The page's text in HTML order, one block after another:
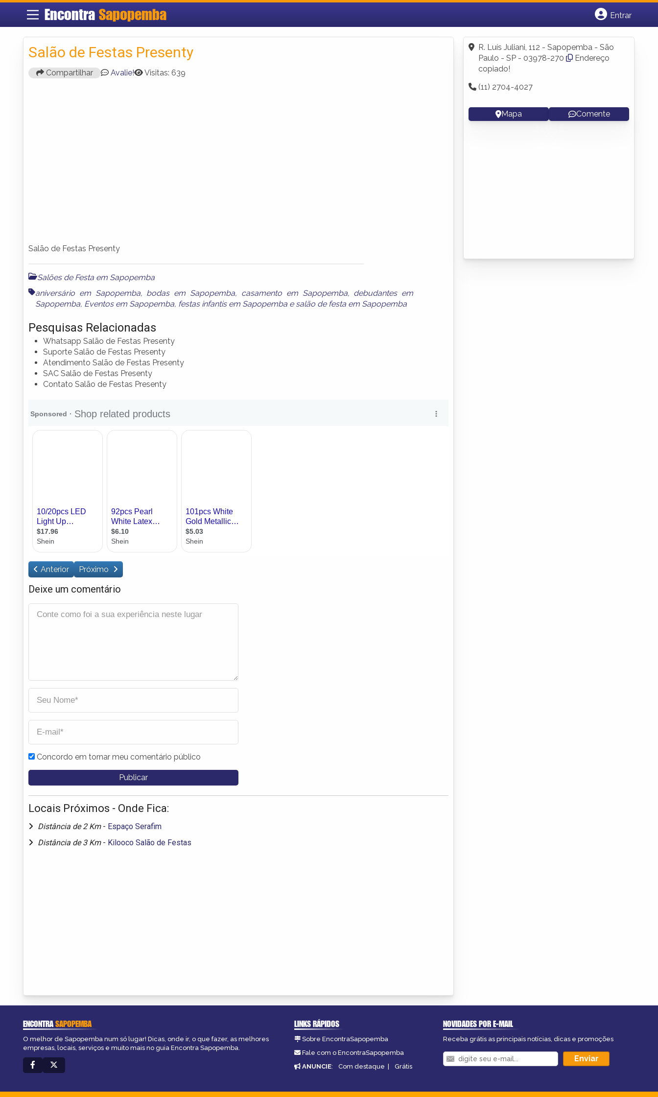
Encontra Sapopemba
Entrar
Fazer login
Criar conta
Salão de Festas Presenty
Compartilhar Avalie! Visitas: 639
Salão de Festas Presenty
Salões de Festa em Sapopemba
aniversário em Sapopemba, bodas em Sapopemba, casamento em Sapopemba, debudantes em
Sapopemba, Eventos em Sapopemba, festas infantis em Sapopemba e salão de festa em Sapopemba
Pesquisas Relacionadas
Whatsapp Salão de Festas Presenty
Suporte Salão de Festas Presenty
Atendimento Salão de Festas Presenty
SAC Salão de Festas Presenty
Contato Salão de Festas Presenty
Anterior Próximo
Deixe um comentário
Concordo em tornar meu comentário público
Locais Próximos - Onde Fica:
Distância de 2 Km - Espaço Serafim
Distância de 3 Km - Kilooco Salão de Festas
R. Luís Juliani, 112 - Sapopemba - São
Paulo - SP - 03978-270
Endereço
copiado!
(11) 2704-4027
Mapa Comente
ENCONTRASAPOPEMBA
O melhor de Sapopemba num só lugar! Dicas, onde ir, o que fazer, as melhores
empresas, locais, serviços e muito mais no guia Encontra Sapopemba.
LINKS RÁPIDOS
Sobre EncontraSapopemba
Fale com o EncontraSapopemba
ANUNCIE: Com destaque | Grátis
NOVIDADES POR E-MAIL
Receba grátis as principais notícias, dicas e promoções